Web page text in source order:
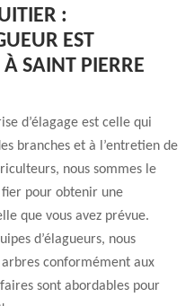
:
EST
À SAINT PIERRE
d’élagage est celle qui
branches et à l’entretien de
nous sommes le
fier pour obtenir une
que vous avez prévue.
d’élagueurs, nous
conformément aux
sont abordables pour